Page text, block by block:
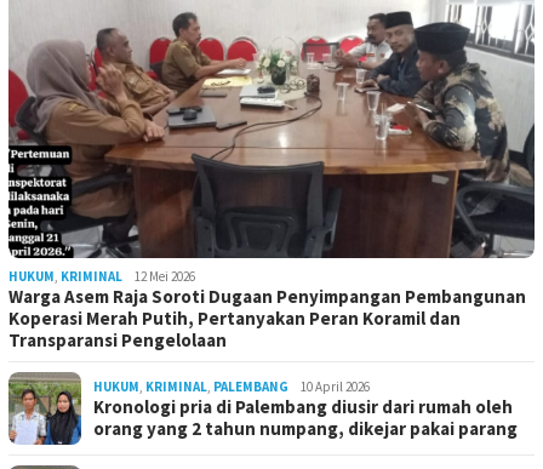
HUKUM KRIMINAL 12 Mei 2026
Warga Asem Raja Soroti Dugaan Penyimpangan Pembangunan
Koperasi Merah Putih, Pertanyakan Peran Koramil dan
Transparansi Pengelolaan
HUKUM KRIMINAL PALEMBANG 10 April 2026
Kronologi pria di Palembang diusir dari rumah oleh
orang yang 2 tahun numpang, dikejar pakai parang